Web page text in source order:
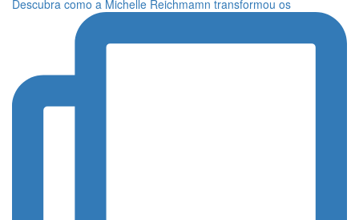
Descubra como a Michelle Reichmamn transformou os